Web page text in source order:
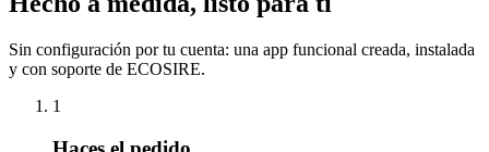
Sin configuración por tu cuenta: una app funcional creada, instalada
y con soporte de ECOSIRE.
1